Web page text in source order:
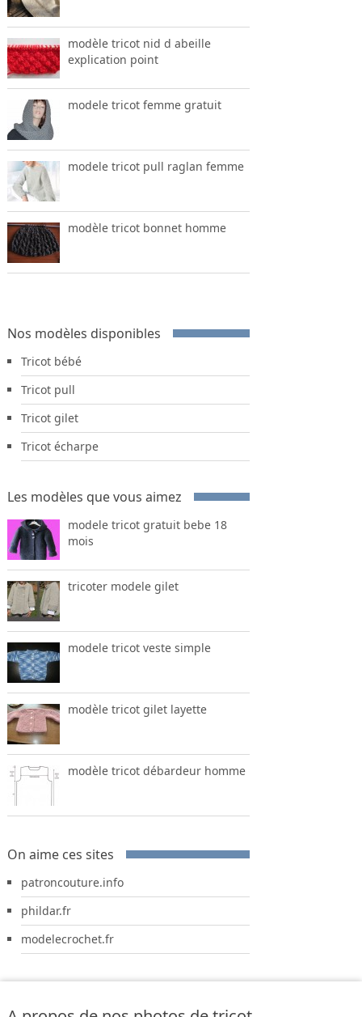
modèle tricot nid d abeille
explication point
modele tricot femme gratuit
modele tricot pull raglan femme
modèle tricot bonnet homme
Nos modèles disponibles
Tricot bébé
Tricot pull
Tricot gilet
Tricot écharpe
Les modèles que vous aimez
modele tricot gratuit bebe 18
mois
tricoter modele gilet
modele tricot veste simple
modèle tricot gilet layette
modèle tricot débardeur homme
On aime ces sites
patroncouture.info
phildar.fr
modelecrochet.fr